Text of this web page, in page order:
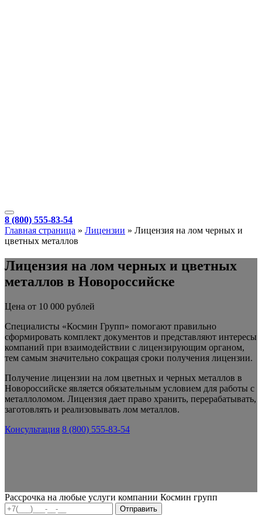
8 (800) 555-83-54
Главная страница » Лицензии » Лицензия на лом черных и
цветных металлов
Лицензия на лом черных и цветных
металлов в Новороссийске
Цена от 10 000 рублей
Специалисты «Космин Групп» помогают правильно
сформировать комплект документов и представляют интересы
компаний при взаимодействии с лицензирующим органом,
тем самым значительно сокращая сроки получения лицензии.
Получение лицензии на лом цветных и черных металлов в
Новороссийске является обязательным условием для работы с
металлоломом. Лицензия дает право хранить, перерабатывать,
заготовлять и реализовывать лом металлов.
Консультация 8 (800) 555-83-54
Рассрочка на любые услуги компании Космин групп